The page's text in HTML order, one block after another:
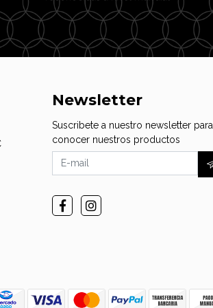
Newsletter
Suscribete a nuestro newsletter para
conocer nuestros productos